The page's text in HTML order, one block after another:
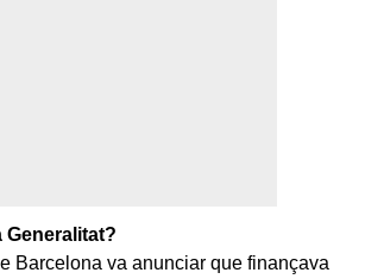
Generalitat?
Barcelona va anunciar que finançava